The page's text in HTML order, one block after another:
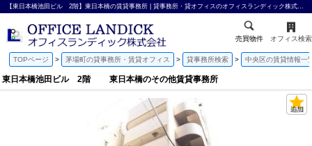
【東日本橋池田ビル 2階】東日本橋の賃貸事務所 | 貸事務所・貸オフィスのオフィスランディック株式会社
売買物件 オフィス検索
TOPページ 茅場町の貸事務所・賃貸オフィス 貸事務所検索 中央区の賃貸情報一
東日本橋池田ビル 2階 東日本橋のその他賃貸事務所